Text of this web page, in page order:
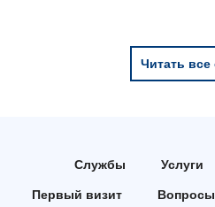
Детская аллергология
Читать все
Службы Услуги
Первый визит